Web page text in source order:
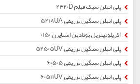
پلی اتیلن سبک فیلم 2420D
پلی اتیلن سنگین تزریقی 5218UA
اکریلونیتریل بوتادین استایرن 0150
پلی اتیلن سنگین تزریقی 52505UV
پلی اتیلن سنگین تزریقی 60505
پلی اتیلن سنگین تزریقی 60511UV